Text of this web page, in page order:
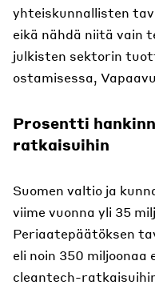
yhteiskunnallisten
eikä nähdä niitä vain
julkisten sektorin
ostamisessa,
Prosentti
ratkaisuihin
Suomen valtio ja
viime vuonna yli 35
Periaatepäätöksen
eli noin 350
cleantech-